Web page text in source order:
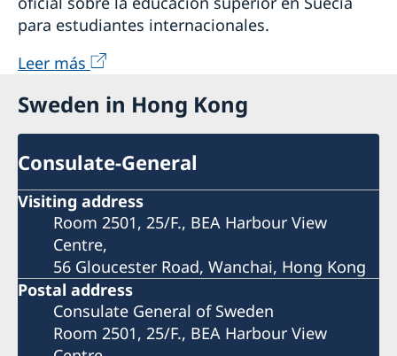
para estudiantes internacionales.
Leer más
Sweden in Hong Kong
Consulate-General
Visiting address
Room 2501, 25/F., BEA Harbour View
Centre,
56 Gloucester Road, Wanchai, Hong Kong
Postal address
Consulate General of Sweden
Room 2501, 25/F., BEA Harbour View